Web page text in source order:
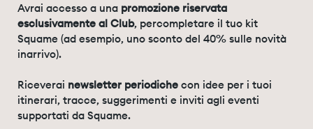
Avrai accesso a una promozione riservata
esclusivamente al Club, percompletare il tuo kit
Squame (ad esempio, uno sconto del 40% sulle novità
inarrivo).
Riceverai newsletter periodiche con idee per i tuoi
itinerari, tracce, suggerimenti e inviti agli eventi
supportati da Squame.